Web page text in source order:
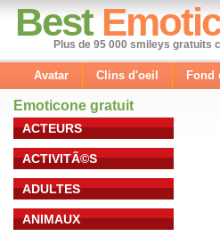
Best
Plus de 95 000 smileys gratuits
Avatar Clins d'oeil Fond
Emoticone gratuit
ACTEURS
ACTIVITÃ©S
ADULTES
ANIMAUX